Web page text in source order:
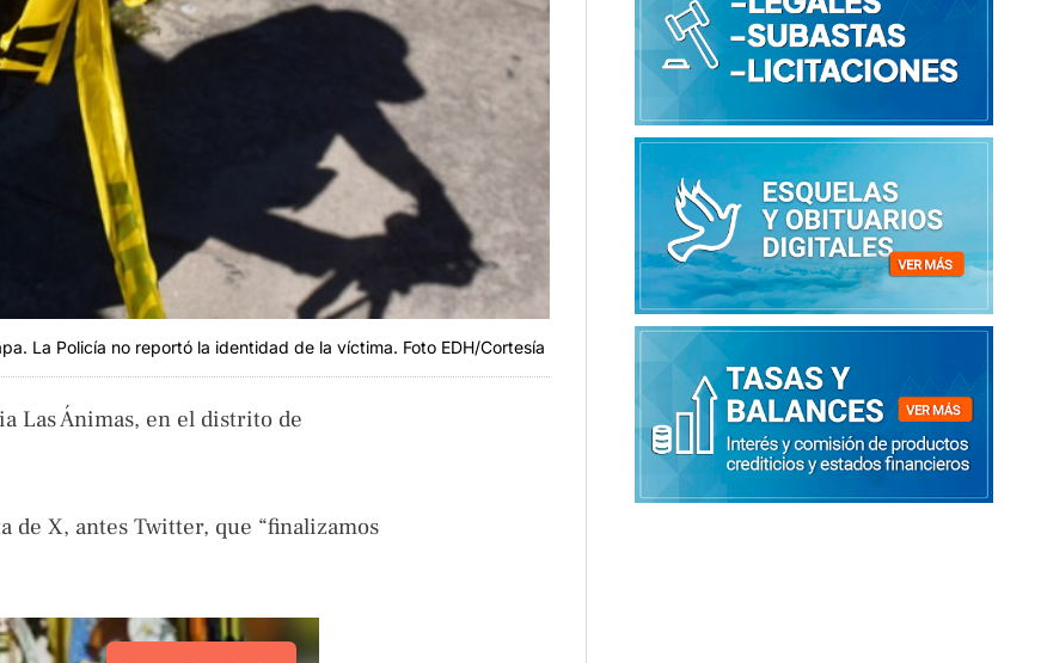
La Policía no reportó la identidad de la víctima. Foto EDH/Cortesía
Las Ánimas, en el distrito de
de X, antes Twitter, que “finalizamos